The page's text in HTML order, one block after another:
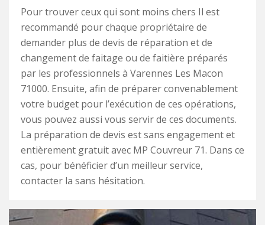
Pour trouver ceux qui sont moins chers Il est
recommandé pour chaque propriétaire de
demander plus de devis de réparation et de
changement de faitage ou de faitière préparés
par les professionnels à Varennes Les Macon
71000. Ensuite, afin de préparer convenablement
votre budget pour l’exécution de ces opérations,
vous pouvez aussi vous servir de ces documents.
La préparation de devis est sans engagement et
entièrement gratuit avec MP Couvreur 71. Dans ce
cas, pour bénéficier d’un meilleur service,
contacter la sans hésitation.